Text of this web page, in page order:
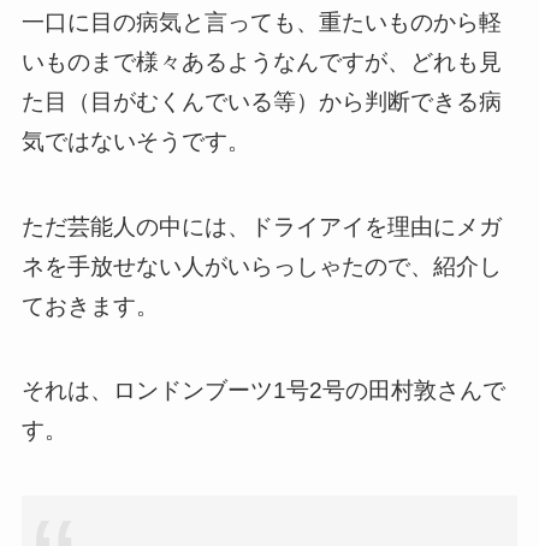
一口に目の病気と言っても、重たいものから軽
いものまで様々あるようなんですが、どれも見
た目（目がむくんでいる等）から判断できる病
気ではないそうです。
ただ芸能人の中には、ドライアイを理由にメガ
ネを手放せない人がいらっしゃたので、紹介し
ておきます。
それは、ロンドンブーツ1号2号の田村敦さんで
す。